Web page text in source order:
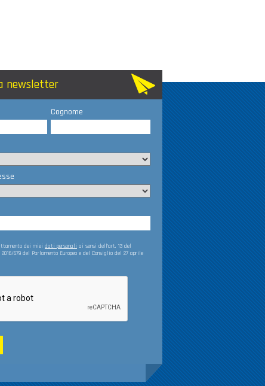
newsletter
Cognome
dei miei dati personali ai sensi dell’art. 13 del
2016/679 del Parlamento Europeo e del Consiglio del 27 aprile